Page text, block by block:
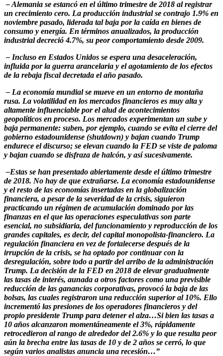
– Alemania se estancó en el último trimestre de 2018 al registrar
un crecimiento cero. La producción industrial se contrajo 1.9% en
noviembre pasado, liderada tal baja por la caída en bienes de
consumo y energía. En términos anualizados, la producción
industrial decreció 4.7%, su peor comportamiento desde 2009.
– Incluso en Estados Unidos se espera una desaceleración,
influida por la guerra arancelaria y el agotamiento de los efectos
de la rebaja fiscal decretada el año pasado.
– La economía mundial se mueve en un entorno de montaña
rusa. La volatilidad en los mercados financieros es muy alta y
altamente influenciable por el alud de acontecimientos
geopolíticos en proceso. Los mercados experimentan un sube y
baja permanente: suben, por ejemplo, cuando se evita el cierre del
gobierno estadounidense (shutdown) y bajan cuando Trump
endurece el discurso; se elevan cuando la FED se viste de paloma
y bajan cuando se disfraza de halcón, y así sucesivamente.
–Estas se han presentado abiertamente desde el último trimestre
de 2018. No hay de que extrañarse. La economía estadounidense
y el resto de las economías insertadas en la globalización
financiera, a pesar de la severidad de la crisis, siguieron
practicando un régimen de acumulación dominado por las
finanzas en el que las operaciones especulativas son parte
esencial, no subsidiaria, del funcionamiento y reproducción de los
grandes capitales, es decir, del capital monopolista-financiero. La
regulación financiera en vez de fortalecerse después de la
irrupción de la crisis, se ha optado por continuar con la
desregulación, sobre todo a partir del arribo de la administración
Trump. La decisión de la FED en 2018 de elevar gradualmente
las tasas de interés, aunada a otros factores como una previsible
reducción de las ganancias corporativas, provocó la baja de las
bolsas, las cuales registraron una reducción superior al 10%. Ello
incrementó las presiones de los operadores financieros y del
propio presidente Trump para detener el alza…Si bien las tasas a
10 años alcanzaron momentáneamente el 3%, rápidamente
retrocedieron al rango de alrededor del 2.6% y lo que resulta peor
aún la brecha entre las tasas de 10 y de 2 años se cerró, lo que
según varios analistas anuncia una recesión…”